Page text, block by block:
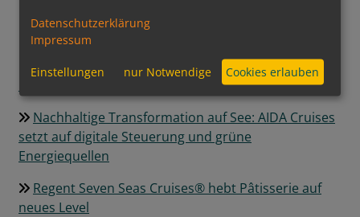
Explora Journeys feiert Auslauf der EXPLORA III
Neuer Traumstrand in der Karibik: Catalina Sugar
Beach wird zum exklusiven Premium-Ziel
Nachhaltige Transformation auf See: AIDA Cruises
setzt auf digitale Steuerung und grüne
Energiequellen
Regent Seven Seas Cruises® hebt Pâtisserie auf
neues Level
Datenschutzerklärung
Impressum
Einstellungen nur Notwendige Cookies erlauben